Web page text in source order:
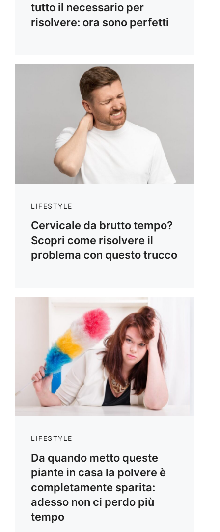
tutto il necessario per
risolvere: ora sono perfetti
LIFESTYLE
Cervicale da brutto tempo?
Scopri come risolvere il
problema con questo trucco
LIFESTYLE
Da quando metto queste
piante in casa la polvere è
completamente sparita:
adesso non ci perdo più
tempo